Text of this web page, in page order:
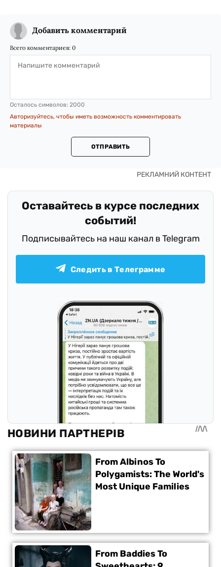
Добавить комментарий
Всего комментариев: 0
Осталось символов: 2000
Авторизуйтесь, чтобы иметь возможность комментировать
материалы
ОТПРАВИТЬ
Оставайтесь в курсе последних
событий!
Подписывайтесь на наш канал в Telegram
Следить в Телеграмме